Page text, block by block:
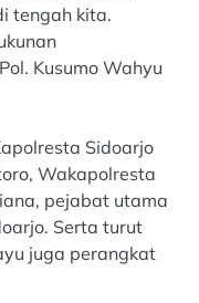
tengah kita.
Kusumo Wahyu
Sidoarjo
Wakapolresta
pejabat utama
Serta turut
juga perangkat